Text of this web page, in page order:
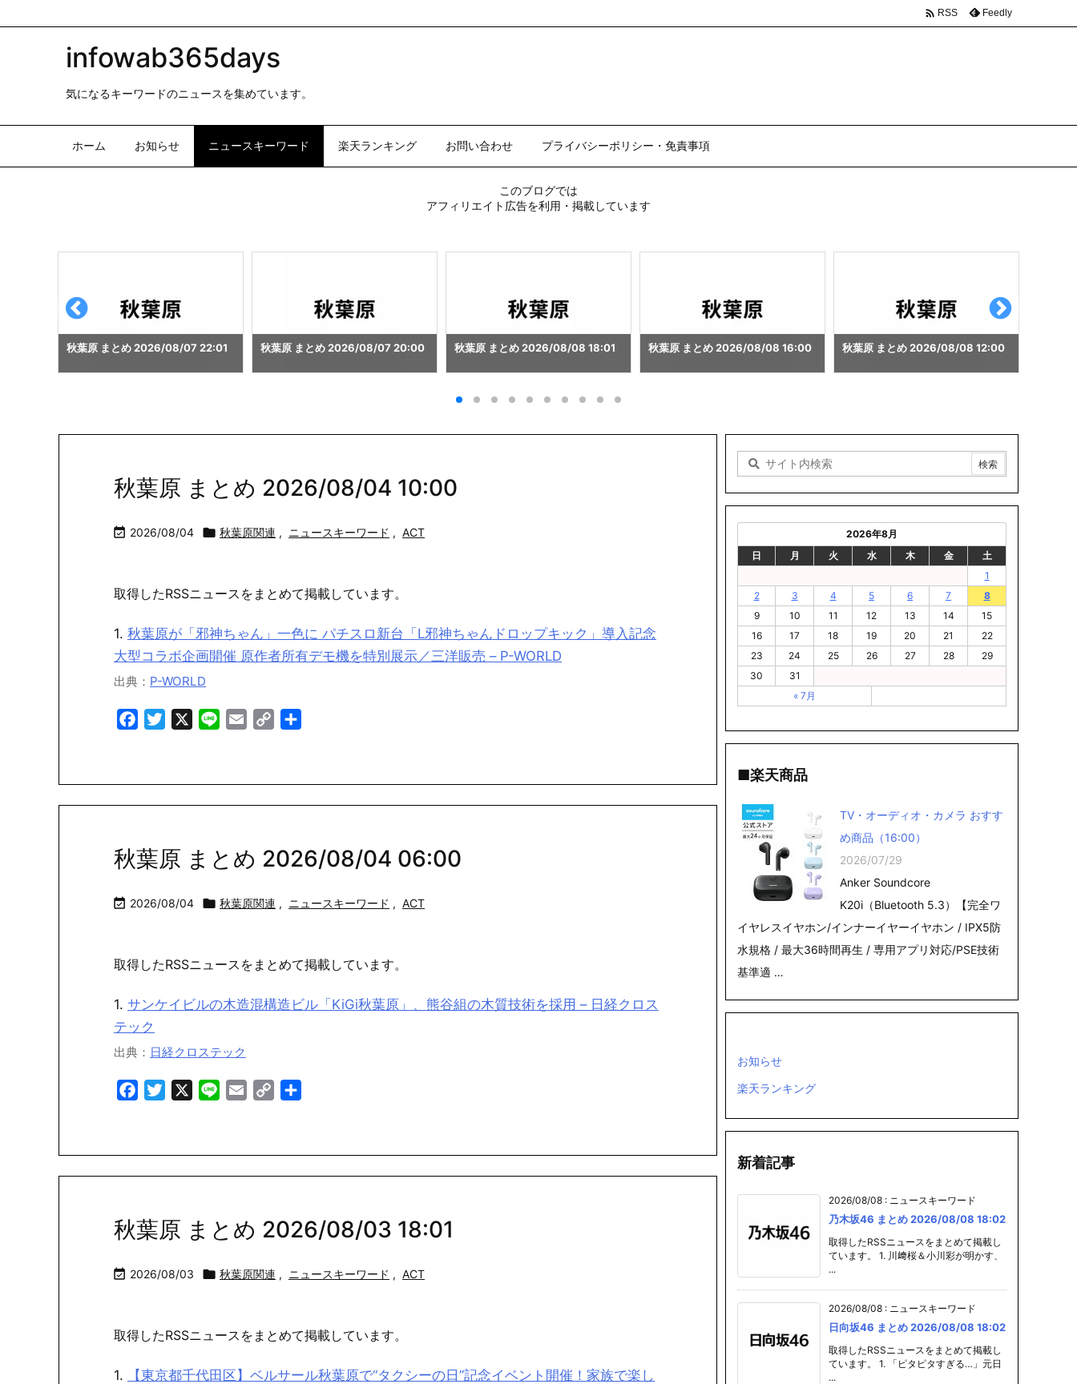
infowab365days
気になるキーワードのニュースを集めています。
ホーム お知らせ ニュースキーワード 楽天ランキング お問い合わせ プライバシーポリシー・免責事項
 RSS Feedly
このブログでは
アフィリエイト広告を利用・掲載しています
秋葉原 まとめ 2026/08/07 20:00 秋葉原 まとめ 2026/08/08 18:01 秋葉原 まとめ 2026/08/08 16:00 秋葉原 まとめ 2026/08/08 12:00 秋葉原 まとめ 2026/08/08 10:01
秋葉原 まとめ 2026/08/04 10:00
 2026/08/04  秋葉原関連 , ニュースキーワード , ACT
取得したRSSニュースをまとめて掲載しています。
1. 秋葉原が「邪神ちゃん」一色に パチスロ新台「L邪神ちゃんドロップキック」導入記念
大型コラボ企画開催 原作者所有デモ機を特別展示／三洋販売 – P-WORLD
出典： P-WORLD
FacebookTwitter Line Email
Copy
秋葉原 まとめ 2026/08/04 06:00
 2026/08/04  秋葉原関連 , ニュースキーワード , ACT
取得したRSSニュースをまとめて掲載しています。
1. サンケイビルの木造混構造ビル「KiGi秋葉原」、熊谷組の木質技術を採用 – 日経クロス
テック
出典： 日経クロステック
FacebookTwitter Line Email
Copy
秋葉原 まとめ 2026/08/03 18:01
 2026/08/03  秋葉原関連 , ニュースキーワード , ACT
取得したRSSニュースをまとめて掲載しています。
1.
【東京都千代田区】ベルサール秋葉原で“タクシーの日”記念イベント開催！家族で楽し
2026年8月
日
月 火 水 木 金
土
1
2
3 4 5 6 7
8
9
10 11 12 13 14
15
16
17 18 19 20 21
22
23
24 25 26 27 28
29
30
31
« 7月
■楽天商品
TV・オーディオ・カメラ おすす
め商品（16:00）
2026/07/29
Anker Soundcore
K20i（Bluetooth 5.3）【完全ワ
イヤレスイヤホン/インナーイヤーイヤホン / IPX5防
水規格 / 最大36時間再生 / 専用アプリ対応/PSE技術
基準適 …
お知らせ
楽天ランキング
新着記事
2026/08/08 : ニュースキーワード
乃木坂46 まとめ 2026/08/08 18:02
取得したRSSニュースをまとめて掲載し
ています。 1. 川﨑桜＆小川彩が明かす、
...
2026/08/08 : ニュースキーワード
日向坂46 まとめ 2026/08/08 18:02
取得したRSSニュースをまとめて掲載し
ています。 1. 「ピタピタすぎる…」元日
...